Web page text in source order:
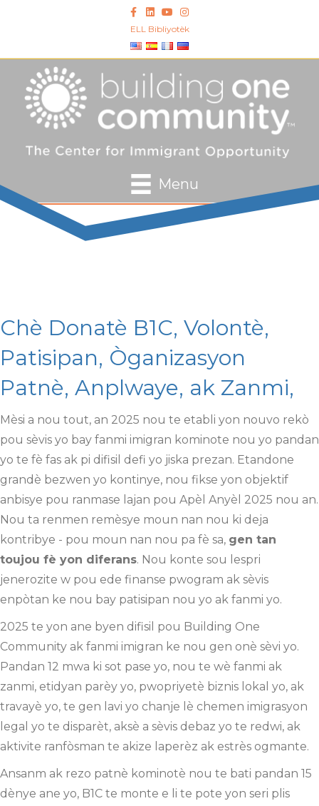
Facebook
LinkedInYoutubeInstagram
ELL Bibliyotèk
Menu
Chè Donatè B1C, Volontè,
Patisipan, Òganizasyon
Patnè, Anplwaye, ak Zanmi,
Mèsi a nou tout, an 2025 nou te etabli yon nouvo rekò
pou sèvis yo bay fanmi imigran kominote nou yo pandan
yo te fè fas ak pi difisil defi yo jiska prezan. Etandone
grandè bezwen yo kontinye, nou fikse yon objektif
anbisye pou ranmase lajan pou Apèl Anyèl 2025 nou an.
Nou ta renmen remèsye moun nan nou ki deja
kontribye - pou moun nan nou pa fè sa, gen tan
toujou fè yon diferans. Nou konte sou lespri
jenerozite w pou ede finanse pwogram ak sèvis
enpòtan ke nou bay patisipan nou yo ak fanmi yo.
2025 te yon ane byen difisil pou Building One
Community ak fanmi imigran ke nou gen onè sèvi yo.
Pandan 12 mwa ki sot pase yo, nou te wè fanmi ak
zanmi, etidyan parèy yo, pwopriyetè biznis lokal yo, ak
travayè yo, te gen lavi yo chanje lè chemen imigrasyon
legal yo te disparèt, aksè a sèvis debaz yo te redwi, ak
aktivite ranfòsman te akize laperèz ak estrès ogmante.
Ansanm ak rezo patnè kominotè nou te bati pandan 15
dènye ane yo, B1C te monte e li te pote yon seri plis